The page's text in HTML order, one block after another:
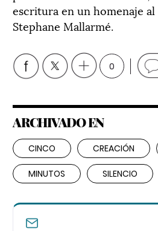
escritura en un homenaje
Stephane Mallarmé.
0
ARCHIVADO EN
CINCO CREACIÓN
MINUTOS SILENCIO